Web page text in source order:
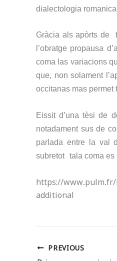
dialectologia romanica
Gràcia alsapòrts de
l’obratge propausa
coma las variacions
que, non solament
occitanas mas permet
Eissitd’una tèsi de
notadament sus de
parlada entre la val
subretot tala coma es
https://
additional
PREVIOUS